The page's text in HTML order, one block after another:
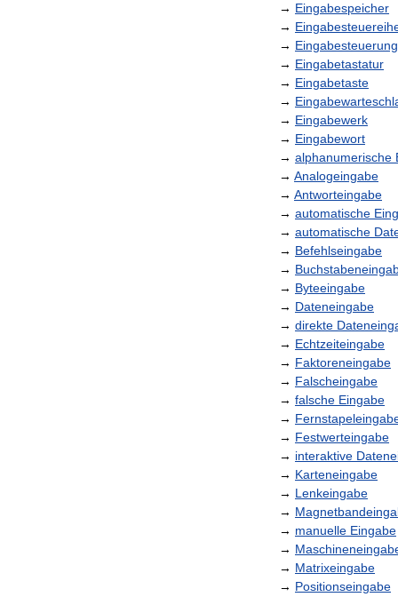
→ Eingabespeicher
→
→ Eingabesteuerung
→ Eingabetastatur
→ Eingabetaste
→
→ Eingabewerk
→ Eingabewort
→ alphanumerische
→ Analogeingabe
→ Antworteingabe
→ automatische
→ automatische
→ Befehlseingabe
→
→ Byteeingabe
→ Dateneingabe
→ direkte
→ Echtzeiteingabe
→ Faktoreneingabe
→ Falscheingabe
→ falsche Eingabe
→
→ Festwerteingabe
→ interaktive
→ Karteneingabe
→ Lenkeingabe
→
→ manuelle Eingabe
→
→ Matrixeingabe
→ Positionseingabe